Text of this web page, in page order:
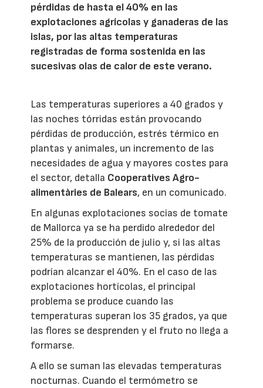
pérdidas de hasta el 40% en las
explotaciones agrícolas y ganaderas de las
islas, por las altas temperaturas
registradas de forma sostenida en las
sucesivas olas de calor de este verano.
Las temperaturas superiores a 40 grados y
las noches tórridas están provocando
pérdidas de producción, estrés térmico en
plantas y animales, un incremento de las
necesidades de agua y mayores costes para
el sector, detalla Cooperatives Agro-
alimentàries de Balears, en un comunicado.
En algunas explotaciones socias de tomate
de Mallorca ya se ha perdido alrededor del
25% de la producción de julio y, si las altas
temperaturas se mantienen, las pérdidas
podrían alcanzar el 40%. En el caso de las
explotaciones hortícolas, el principal
problema se produce cuando las
temperaturas superan los 35 grados, ya que
las flores se desprenden y el fruto no llega a
formarse.
A ello se suman las elevadas temperaturas
nocturnas. Cuando el termómetro se